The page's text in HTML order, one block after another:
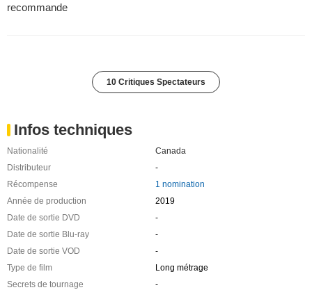
recommande
10 Critiques Spectateurs
Infos techniques
Nationalité
Canada
Distributeur
-
Récompense
1 nomination
Année de production
2019
Date de sortie DVD
-
Date de sortie Blu-ray
-
Date de sortie VOD
-
Type de film
Long métrage
Secrets de tournage
-